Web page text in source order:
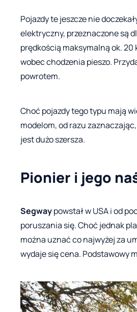
Pojazdy te jeszcze nie
elektryczny, przeznaczone są
prędkością maksymalną ok.
wobec chodzenia pieszo.
powrotem.
Choć pojazdy tego typu mają
modelom, od razu
jest dużo szersza.
Pionier i jego
Segwaypowstał w USA i od
poruszania się. Choć jednak
można uznać co najwyżej za
wydaje się cena. Podstawowy